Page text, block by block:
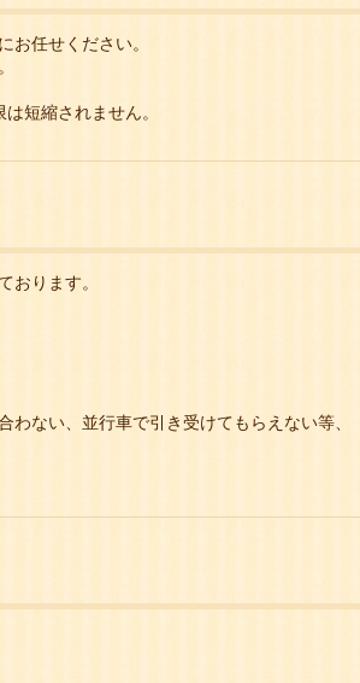
任せください。
回の有効期限は短縮されません
おります。
い、並行車で引き受けてもらえない等、